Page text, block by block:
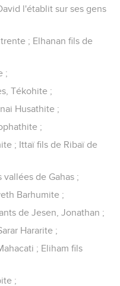
l'établit sur ses gens
; Elhanan fils de
;
Tékohite ;
Husathite ;
;
; Ittaï fils de Ribaï de
de Gahas ;
Barhumite ;
de Jesen, Jonathan ;
Hararite ;
; Eliham fils
;